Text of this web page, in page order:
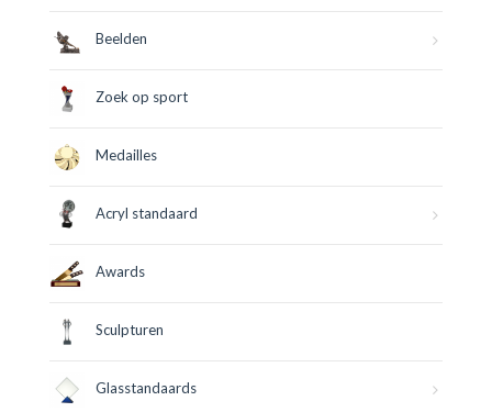
Beelden
Zoek op sport
Medailles
Acryl standaard
Awards
Sculpturen
Glasstandaards